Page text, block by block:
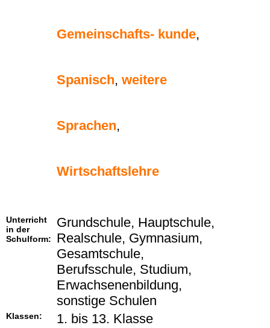
Gemeinschafts- kunde,
Spanisch, weitere
Sprachen,
Wirtschaftslehre
Unterricht
in der
Schulform:
Grundschule, Hauptschule,
Realschule, Gymnasium,
Gesamtschule,
Berufsschule, Studium,
Erwachsenenbildung,
sonstige Schulen
Klassen: 1. bis 13. Klasse